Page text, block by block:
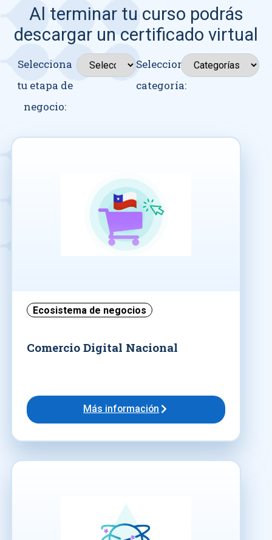
Al terminar tu curso podrás
descargar un certificado virtual
Selecciona
tu etapa de
negocio:
Seleccionar
categoría:
Ecosistema de negocios
Comercio Digital Nacional
Más información